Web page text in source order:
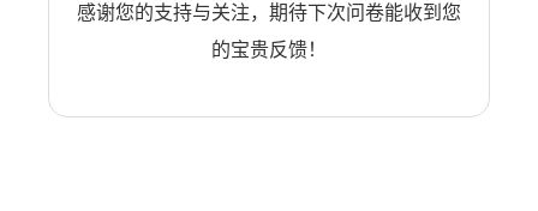
感谢您的支持与关注，期待下次问卷能收到您
的宝贵反馈！